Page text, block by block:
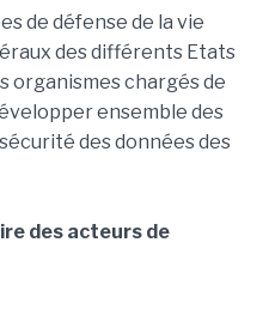
de défense de la vie
des différents Etats
organismes chargés de
ensemble des
des données des
des acteurs de